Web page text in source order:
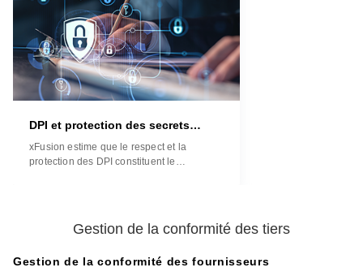
des affaires de manière éthique et intègre,
et se conforme à toutes les lois et
réglementations anti-corruption
applicables dans les pays et régions où
elle opère. xFusion applique une
approche de « tolérance zéro » à l'égard
de la corruption.
DPI et protection des secrets
commerciaux
xFusion estime que le respect et la
protection des DPI constituent le
secrets commerciaux.
Gestion de la conformité des tiers
Gestion de la conformité des fournisseurs